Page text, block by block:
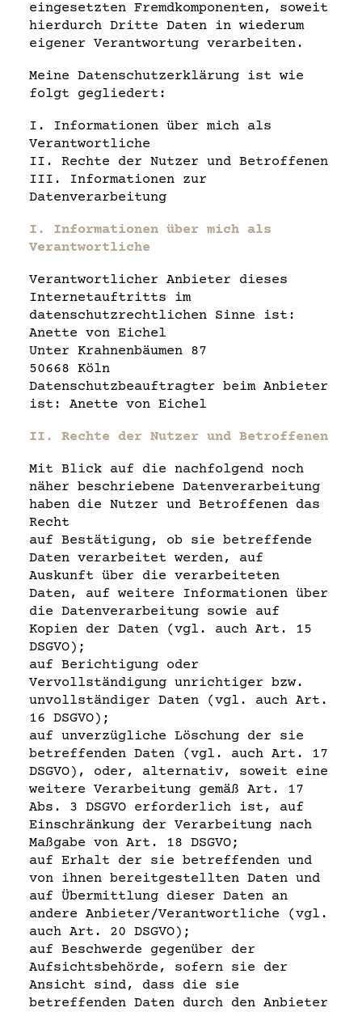
eingesetzten Fremdkomponenten, soweit
hierdurch Dritte Daten in wiederum
eigener Verantwortung verarbeiten.
Meine Datenschutzerklärung ist wie
folgt gegliedert:
I. Informationen über mich als
Verantwortliche
II. Rechte der Nutzer und Betroffenen
III. Informationen zur
Datenverarbeitung
I. Informationen über mich als
Verantwortliche
Verantwortlicher Anbieter dieses
Internetauftritts im
datenschutzrechtlichen Sinne ist:
Anette von Eichel
Unter Krahnenbäumen 87
50668 Köln
Datenschutzbeauftragter beim Anbieter
ist: Anette von Eichel
II. Rechte der Nutzer und Betroffenen
Mit Blick auf die nachfolgend noch
näher beschriebene Datenverarbeitung
haben die Nutzer und Betroffenen das
Recht
auf Bestätigung, ob sie betreffende
Daten verarbeitet werden, auf
Auskunft über die verarbeiteten
Daten, auf weitere Informationen über
die Datenverarbeitung sowie auf
Kopien der Daten (vgl. auch Art. 15
DSGVO);
auf Berichtigung oder
Vervollständigung unrichtiger bzw.
unvollständiger Daten (vgl. auch Art.
16 DSGVO);
auf unverzügliche Löschung der sie
betreffenden Daten (vgl. auch Art. 17
DSGVO), oder, alternativ, soweit eine
weitere Verarbeitung gemäß Art. 17
Abs. 3 DSGVO erforderlich ist, auf
Einschränkung der Verarbeitung nach
Maßgabe von Art. 18 DSGVO;
auf Erhalt der sie betreffenden und
von ihnen bereitgestellten Daten und
auf Übermittlung dieser Daten an
andere Anbieter/Verantwortliche (vgl.
auch Art. 20 DSGVO);
auf Beschwerde gegenüber der
Aufsichtsbehörde, sofern sie der
Ansicht sind, dass die sie
betreffenden Daten durch den Anbieter